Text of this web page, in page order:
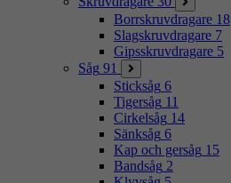
Borrskruvdragare 18
Slagskruvdragare 7
Gipsskruvdragare 5
Såg 91
Sticksåg 6
Tigersåg 11
Cirkelsåg 14
Sänksåg 6
Kap och gersåg 15
Bandsåg 2